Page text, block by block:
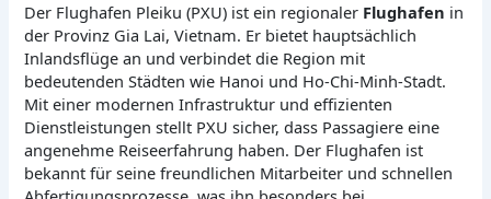
Der Flughafen Pleiku (PXU) ist ein regionaler Flughafen in
der Provinz Gia Lai, Vietnam. Er bietet hauptsächlich
Inlandsflüge an und verbindet die Region mit
bedeutenden Städten wie Hanoi und Ho-Chi-Minh-Stadt.
Mit einer modernen Infrastruktur und effizienten
Dienstleistungen stellt PXU sicher, dass Passagiere eine
angenehme Reiseerfahrung haben. Der Flughafen ist
bekannt für seine freundlichen Mitarbeiter und schnellen